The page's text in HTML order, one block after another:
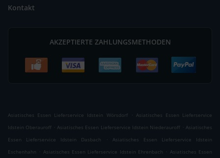
Kontakt
AKZEPTIERTE ZAHLUNGSMETHODEN
Asiatisches Essen Lieferservice Idstein Wörsdorf . Asiatisches Essen Lieferservice
Idstein Oberauroff . Asiatisches Essen Lieferservice Idstein Niederauroff . Asiatisches
Essen Lieferservice Idstein Dasbach
.
Asiatisches Essen Lieferservice Idstein
Eschenhahn . Asiatisches Essen Lieferservice Idstein Ehrenbach . Asiatisches Essen